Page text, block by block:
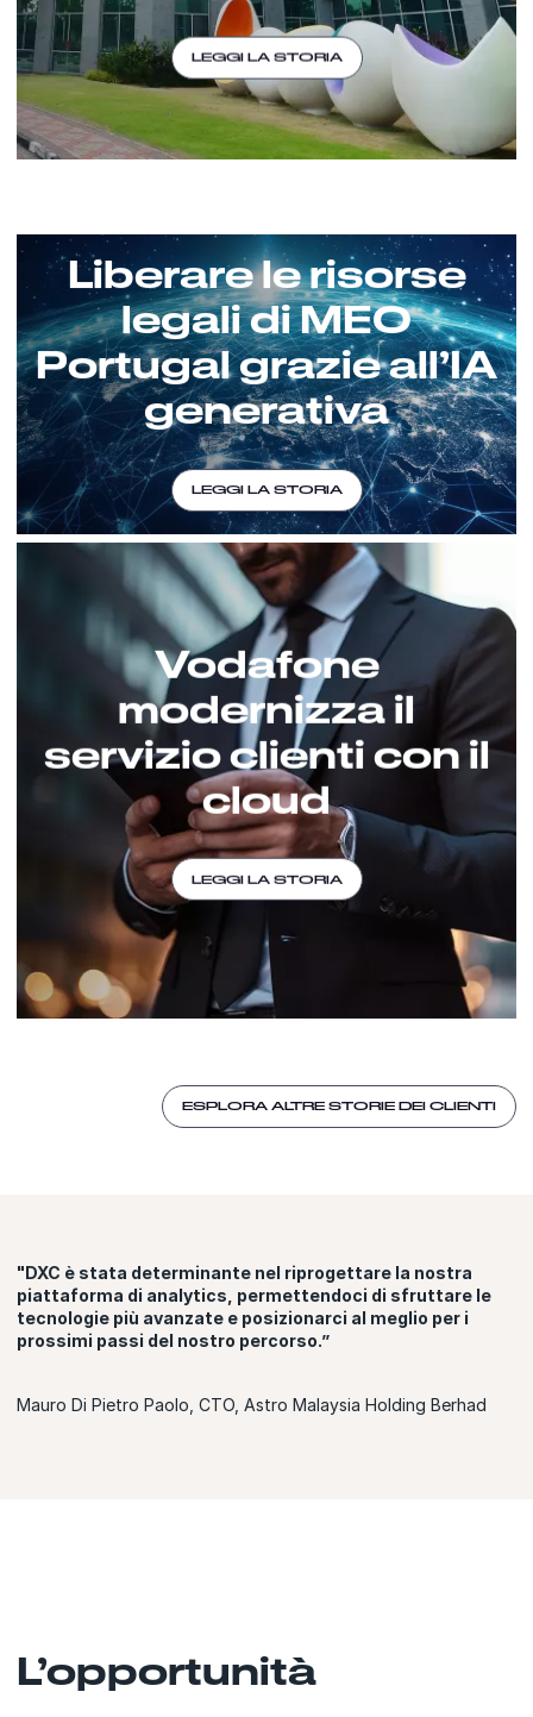
LEGGI LA STORIA
Liberare le risorse
legali di MEO
Portugal grazie all’IA
generativa
LEGGI LA STORIA
Vodafone
modernizza il
servizio clienti con il
cloud
LEGGI LA STORIA
ESPLORA ALTRE STORIE DEI CLIENTI
"DXC è stata determinante nel riprogettare la nostra
piattaforma di analytics, permettendoci di sfruttare le
tecnologie più avanzate e posizionarci al meglio per i
prossimi passi del nostro percorso.”
Mauro Di Pietro Paolo, CTO, Astro Malaysia Holding Berhad
L’opportunità